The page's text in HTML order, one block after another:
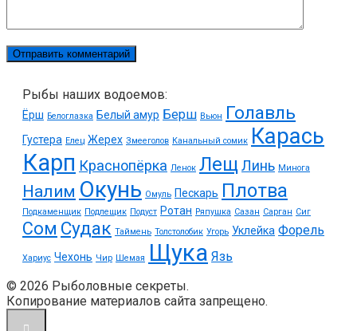
Рыбы наших водоемов:
Ёрш Белоглазка Белый амур Берш Вьюн Голавль
Густера Елец Жерех Змееголов Канальный сомик Карась
Карп Краснопёрка Ленок ЛещЛинь Минога
Налим Окунь Омуль Пескарь Плотва
Подкаменщик Подлещик Подуст Ротан Ряпушка Сазан Сарган Сиг
Сом Судак Таймень Толстолобик Угорь Уклейка Форель
Хариус Чехонь Чир Шемая Щука Язь
© 2026 Рыболовные секреты.
Копирование материалов сайта запрещено.